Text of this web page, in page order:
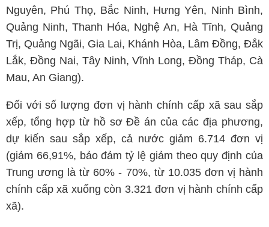
Nguyên, Phú Thọ, Bắc Ninh, Hưng Yên, Ninh Bình,
Quảng Ninh, Thanh Hóa, Nghệ An, Hà Tĩnh, Quảng
Trị, Quảng Ngãi, Gia Lai, Khánh Hòa, Lâm Đồng, Đắk
Lắk, Đồng Nai, Tây Ninh, Vĩnh Long, Đồng Tháp, Cà
Mau, An Giang).
Đối với số lượng đơn vị hành chính cấp xã sau sắp
xếp, tổng hợp từ hồ sơ Đề án của các địa phương,
dự kiến sau sắp xếp, cả nước giảm 6.714 đơn vị
(giảm 66,91%, bảo đảm tỷ lệ giảm theo quy định của
Trung ương là từ 60% - 70%, từ 10.035 đơn vị hành
chính cấp xã xuống còn 3.321 đơn vị hành chính cấp
xã).